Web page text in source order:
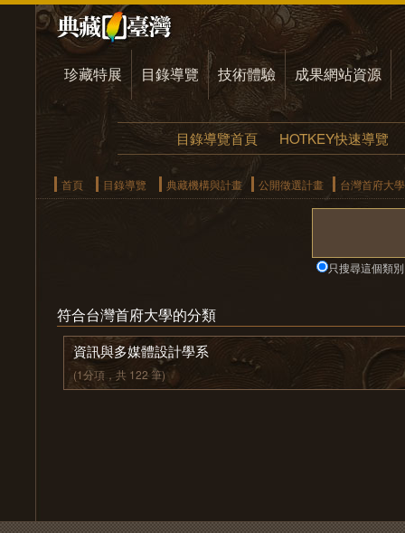
珍藏特展 目錄導覽 技術體驗 成果網站資源
目錄導覽首頁 HOTKEY快速導覽
首頁 目錄導覽 典藏機構與計畫 公開徵選計畫 台灣首府大學
只搜尋這個類別
符合台灣首府大學的分類
資訊與多媒體設計學系
(1分項，共 122 筆)